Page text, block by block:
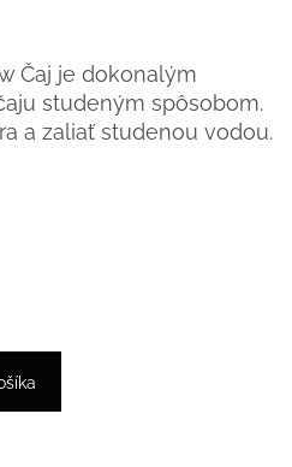
Čaj je dokonalým
studeným spôsobom.
a zaliať studenou vodou.